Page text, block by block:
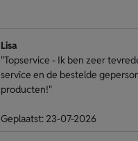
Lisa
"Topservice - Ik ben zeer
service en de bestelde
producten!"
Geplaatst: 23-07-2026